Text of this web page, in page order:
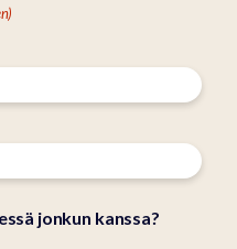
jonkun kanssa?